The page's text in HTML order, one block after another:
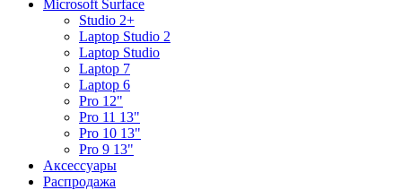
Microsoft Surface
Studio 2+
Laptop Studio 2
Laptop Studio
Laptop 7
Laptop 6
Pro 12"
Pro 11 13"
Pro 10 13"
Pro 9 13"
Аксессуары
Распродажа